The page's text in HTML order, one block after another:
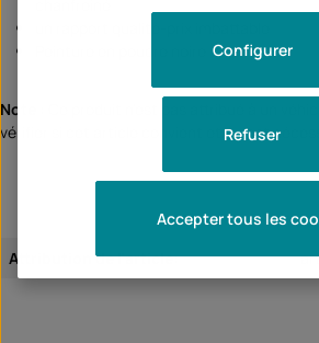
Note :
Ce produit n'est pas attribué à un
vérifier si cet article convient et/ou est
Attribution de l'article:
Refuser
Configurer
Accepter tous les